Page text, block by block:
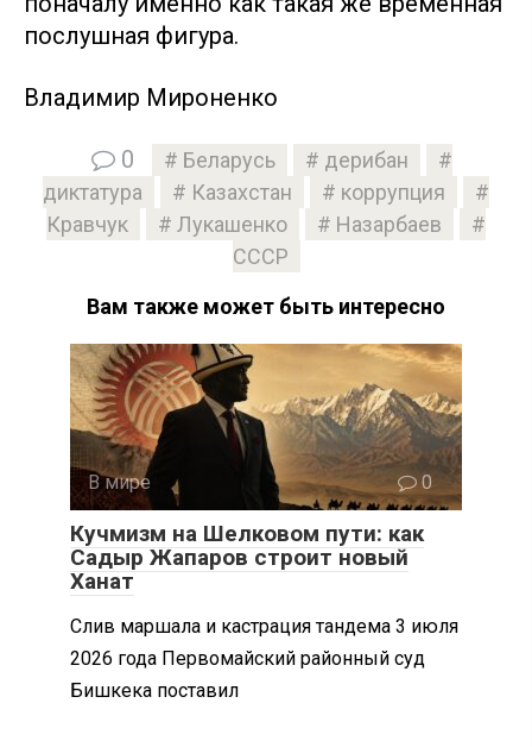
послушная фигура.
Владимир Мироненко
0 Беларусь
дерибан
диктатура
Казахстан
коррупция
Кравчук
Лукашенко
Назарбаев
СССР
Вам также может быть интересно
В мире 0
Кучмизм на Шелковом пути: как
Садыр Жапаров строит новый
Ханат
Слив маршала и кастрация тандема 3 июля
2026 года Первомайский районный суд
Бишкека поставил